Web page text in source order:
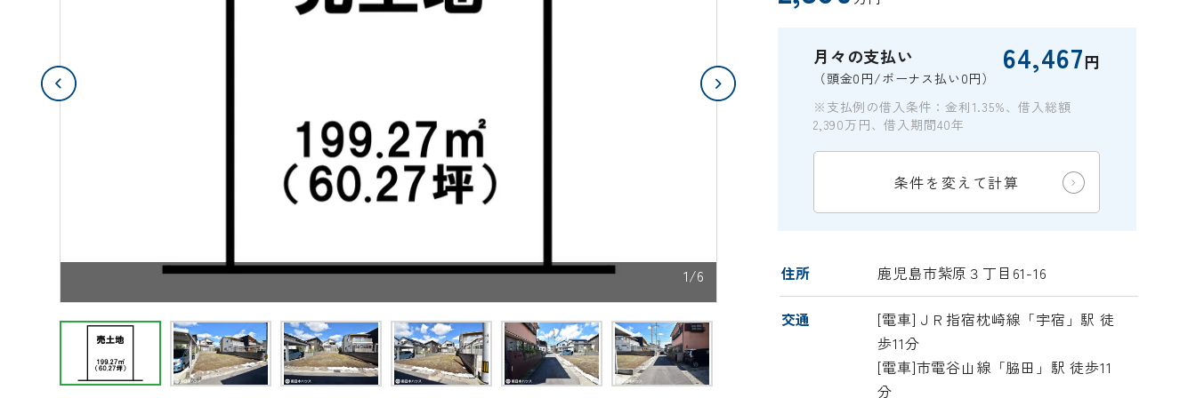
月々の支払い
（頭金0円/ボーナス払い0円）
64,467円
※支払例の借入条件：金利1.35%、借入総額
2,390万円、借入期間40年
条件を変えて計算
住所 鹿児島市紫原３丁目61-16
交通
[電車]ＪＲ指宿枕崎線「宇宿」駅 徒
歩11分
[電車]市電谷山線「脇田」駅 徒歩11
分
1/6